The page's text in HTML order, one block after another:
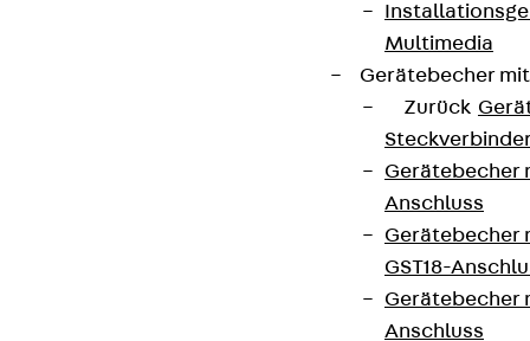
Multimedia
Gerätebecher
Zurück
Gerätebecher
Anschluss
Gerätebecher
GST18-
Gerätebecher
Anschluss